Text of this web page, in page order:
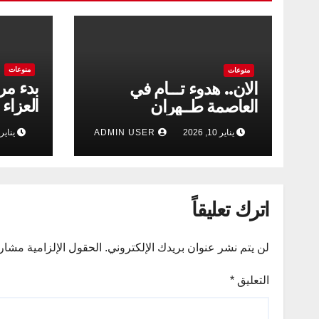
منوعات
الان.. هدوء تـــام في
العاصمة طــهران
يناير 10, 2026
منوعات
بدء
يناير 10, 2026
اترك تعليقاً
لن يتم نشر عنوان بريدك الإلكتروني. الحقول الإلزامية مشار
التعليق *